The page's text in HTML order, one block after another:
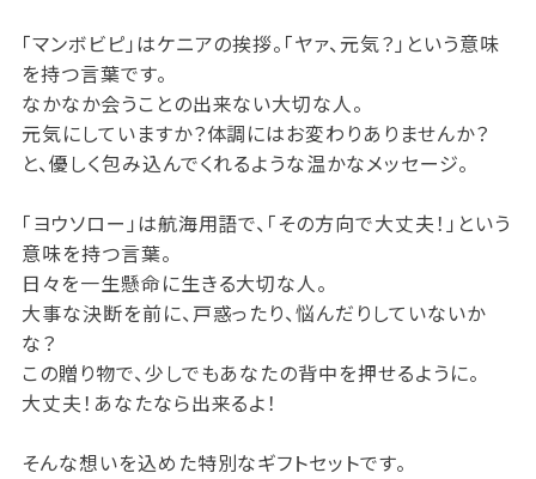
「マンボビピ」はケニアの挨拶。「ヤァ、元気？」という意味
を持つ言葉です。
なかなか会うことの出来ない大切な人。
元気にしていますか？体調にはお変わりありませんか？
と、優しく包み込んでくれるような温かなメッセージ。
「ヨウソロー」は航海用語で、「その方向で大丈夫！」という
意味を持つ言葉。
日々を一生懸命に生きる大切な人。
大事な決断を前に、戸惑ったり、悩んだりしていないか
な？
この贈り物で、少しでもあなたの背中を押せるように。
大丈夫！あなたなら出来るよ！
そんな想いを込めた特別なギフトセットです。